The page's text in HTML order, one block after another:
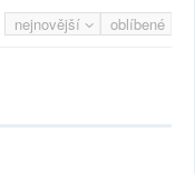
nejnovější oblíbené